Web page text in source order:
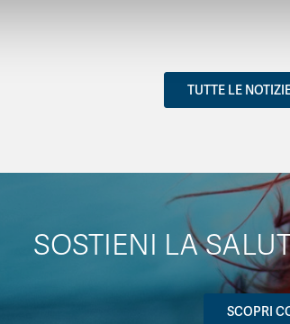
TUTTE LE
SOSTIENI LA
SCOPRI